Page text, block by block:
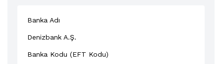
Banka Adı
Denizbank A.Ş.
Banka Kodu (EFT Kodu)